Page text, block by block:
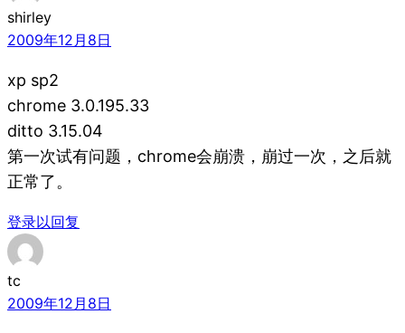
shirley
2009年12月8日
xp sp2
chrome 3.0.195.33
ditto 3.15.04
第一次试有问题，chrome会崩溃，崩过一次，之后就
正常了。
登录以回复
tc
2009年12月8日